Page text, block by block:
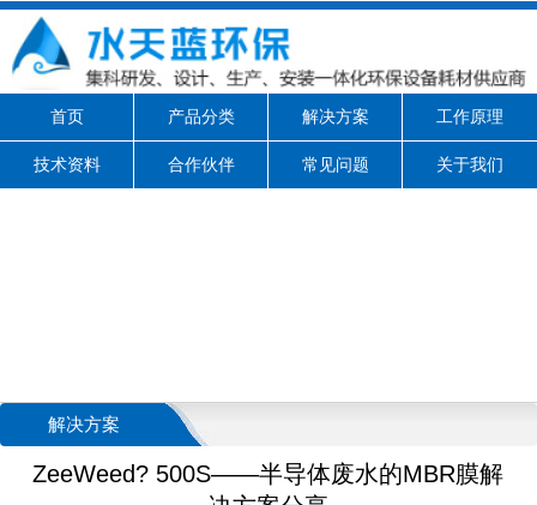
首页 产品分类 解决方案 工作原理
技术资料 合作伙伴 常见问题 关于我们
解决方案
ZeeWeed? 500S——半导体废水的MBR膜解